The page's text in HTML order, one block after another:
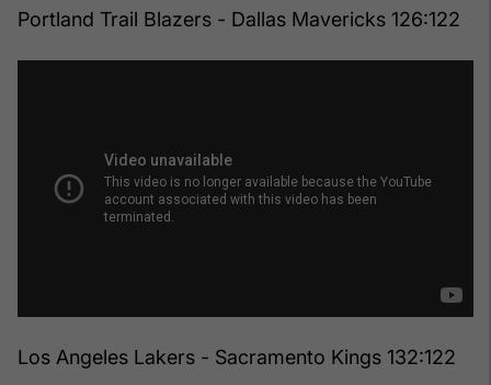
Portland Trail Blazers - Dallas Mavericks 126:122
Los Angeles Lakers - Sacramento Kings 132:122